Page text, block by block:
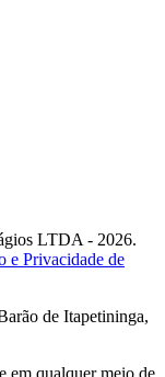
LTDA - 2026.
e Privacidade de
de Itapetininga,
em qualquer meio de